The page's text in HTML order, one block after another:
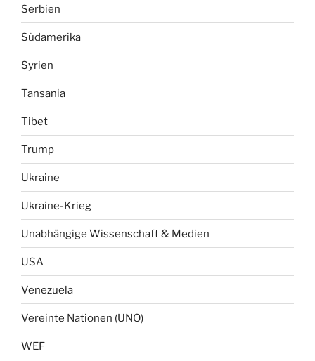
Serbien
Südamerika
Syrien
Tansania
Tibet
Trump
Ukraine
Ukraine-Krieg
Unabhängige Wissenschaft & Medien
USA
Venezuela
Vereinte Nationen (UNO)
WEF